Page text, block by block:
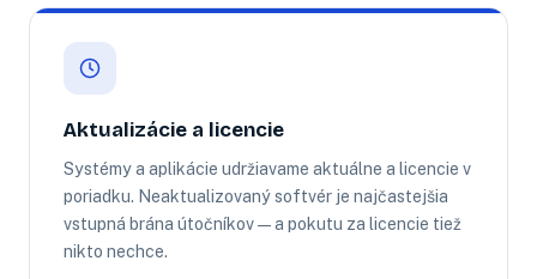
Aktualizácie a licencie
Systémy a aplikácie udržiavame aktuálne a licencie v
poriadku. Neaktualizovaný softvér je najčastejšia
vstupná brána útočníkov — a pokutu za licencie tiež
nikto nechce.